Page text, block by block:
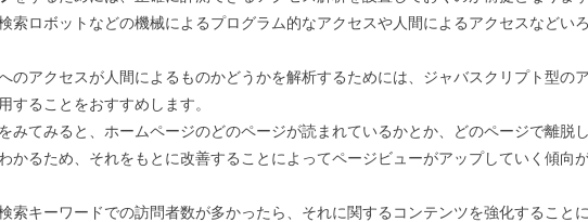
索ロボットなどの機械によるプログラム的なアクセスや人間によるアクセスなどい
のアクセスが人間によるものかどうかを解析するためには、ジャバスクリプト型の
することをおすすめします。
みてみると、ホームページのどのページが読まれているかとか、どのページで離脱
かるため、それをもとに改善することによってページビューがアップしていく傾向
索キーワードでの訪問者数が多かったら、それに関するコンテンツを強化すること